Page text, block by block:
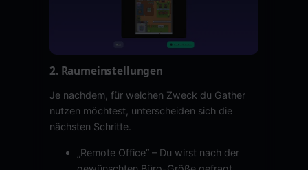
2. Raumeinstellungen
Je nachdem, für welchen Zweck du Gather
nutzen möchtest, unterscheiden sich die
nächsten Schritte.
„Remote Office“ – Du wirst nach der